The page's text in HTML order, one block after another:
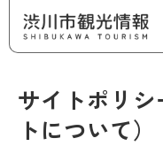
サイトポリ
トについて）